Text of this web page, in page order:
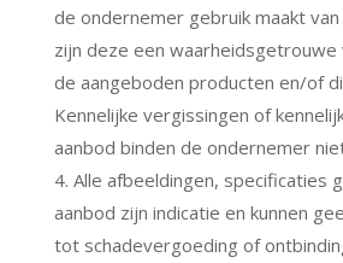
de ondernemer gebruik maakt
zijn deze een waarheidsgetrouwe
de aangeboden producten en/of
Kennelijke vergissingen of
aanbod binden de ondernemer
4. Alle afbeeldingen, specificaties
aanbod zijn indicatie en kunnen
tot schadevergoeding of